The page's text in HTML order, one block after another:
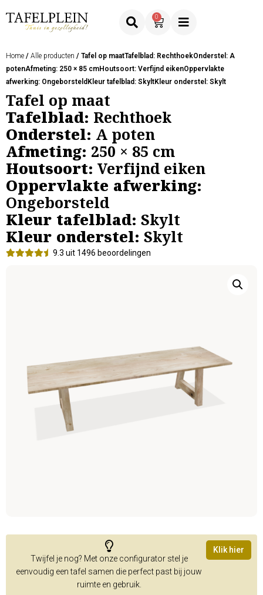
0
Home / Alle producten / Tafel op maatTafelblad: RechthoekOnderstel: A
potenAfmeting: 250 × 85 cmHoutsoort: Verfijnd eikenOppervlakte
afwerking: OngeborsteldKleur tafelblad: SkyltKleur onderstel: Skylt
Tafel op maat
Tafelblad: Rechthoek
Onderstel: A poten
Afmeting: 250 × 85 cm
Houtsoort: Verfijnd eiken
Oppervlakte afwerking:
Ongeborsteld
Kleur tafelblad: Skylt
Kleur onderstel: Skylt
9.3 uit 1496 beoordelingen
Twijfel je nog? Met onze configurator stel je
eenvoudig een tafel samen die perfect past bij jouw
ruimte en gebruik.
Klik hier